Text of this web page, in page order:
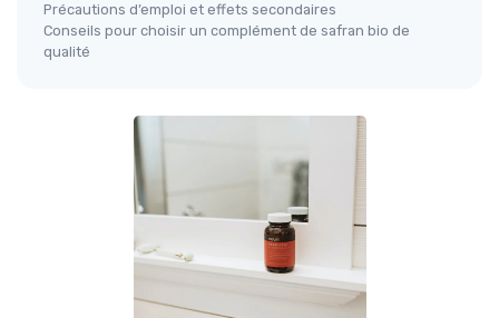
Précautions d’emploi et effets secondaires
Conseils pour choisir un complément de safran bio de
qualité